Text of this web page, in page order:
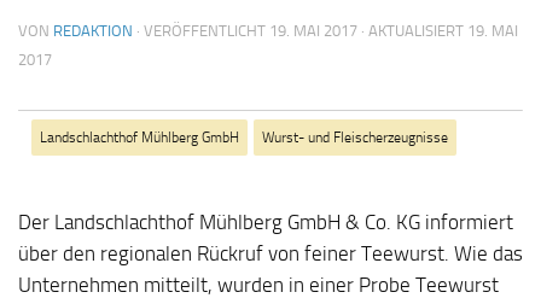
VON REDAKTION · VERÖFFENTLICHT 19. MAI 2017 · AKTUALISIERT 19. MAI
2017
Landschlachthof Mühlberg GmbH Wurst- und Fleischerzeugnisse
Der Landschlachthof Mühlberg GmbH & Co. KG informiert
über den regionalen Rückruf von feiner Teewurst. Wie das
Unternehmen mitteilt, wurden in einer Probe Teewurst